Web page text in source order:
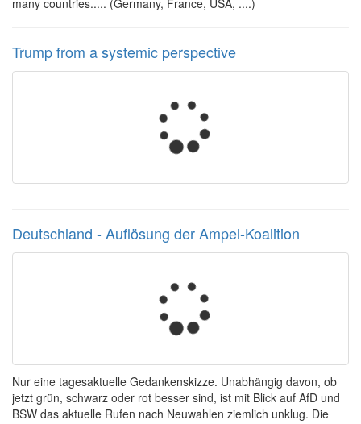
many countries..... (Germany, France, USA, ....)
Trump from a systemic perspective
Deutschland - Auflösung der Ampel-Koalition
Nur eine tagesaktuelle Gedankenskizze. Unabhängig davon, ob
jetzt grün, schwarz oder rot besser sind, ist mit Blick auf AfD und
BSW das aktuelle Rufen nach Neuwahlen ziemlich unklug. Die